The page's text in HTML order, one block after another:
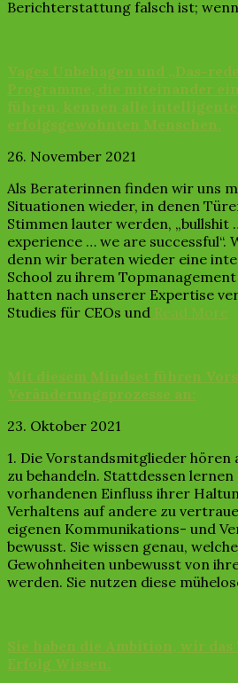
Berichterstattung falsch ist;
Vages Unbehagen und „Das-
Programme, die miteinander
führen, kennen alle
erfolgsgewohnten Menschen.
26. November 2021
Als Beraterinnen finden wir uns
Situationen wieder, in denen
Stimmen lauter werden, „bullshit
experience … we are successful“.
denn wir beraten wieder eine
School zu ihrem
hatten nach unserer Expertise
Studies für CEOs und Read More
Mit diesem Mindset führen
Veränderungsprozesse an:
23. Oktober 2021
1. Die Vorstandsmitglieder hören
zu behandeln. Stattdessen lernen
vorhandenen Einfluss ihrer
Verhaltens auf andere zu
eigenen Kommunikations- und
bewusst. Sie wissen genau,
Gewohnheiten unbewusst von
werden. Sie nutzen diese
Sie haben die Ambition, wir das
Erfolg Wissen.